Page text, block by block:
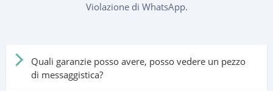
Violazione di WhatsApp.
Quali garanzie posso avere, posso vedere un pezzo
di messaggistica?